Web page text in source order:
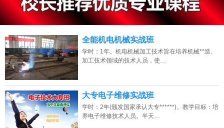
点击免费咨询电话：13807313137
全能机电机械实战班
学时：1年。机电机械加工技术旨在培养机械**造、
加工技术领域的技术人员，使…
大专电子维修实战班
学时：2年(颁发国家承认大专******)。教学目标：培
养电子维修技术人员。半天…